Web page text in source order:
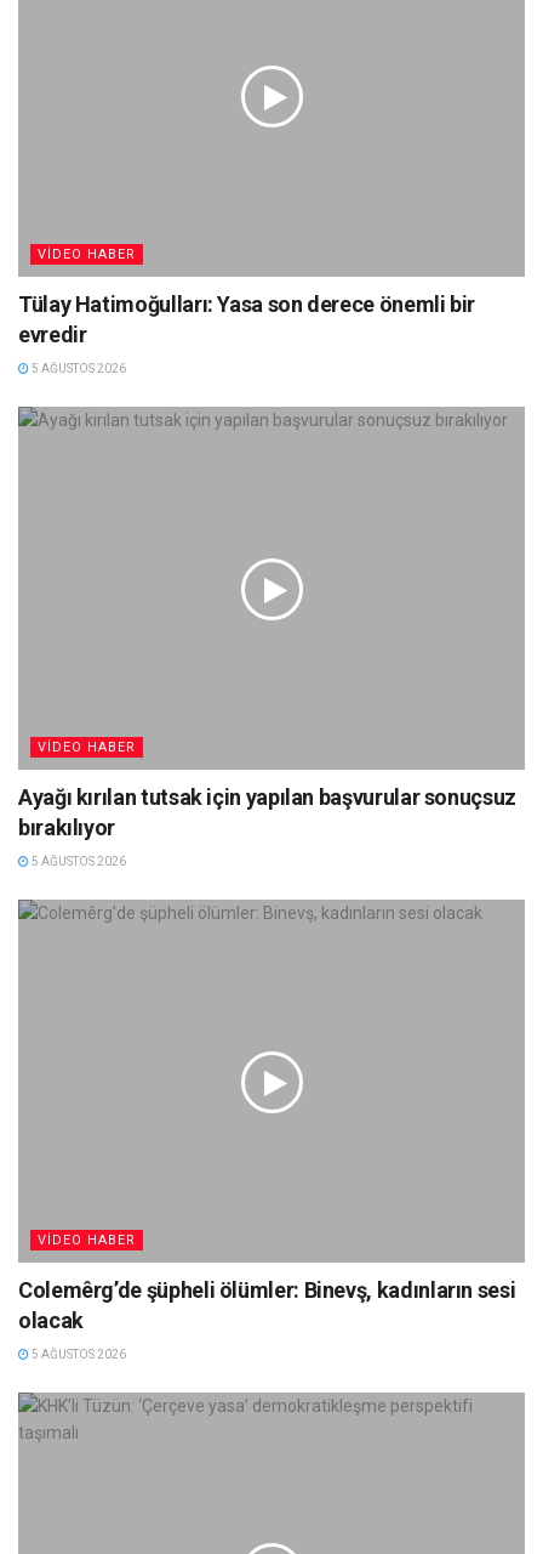
VIDEO HABER
Tülay Hatimoğulları: Yasa son derece önemli bir
evredir
5 AĞUSTOS 2026
VIDEO HABER
Ayağı kırılan tutsak için yapılan başvurular sonuçsuz
bırakılıyor
5 AĞUSTOS 2026
VIDEO HABER
Colemêrg’de şüpheli ölümler: Binevş, kadınların sesi
olacak
5 AĞUSTOS 2026